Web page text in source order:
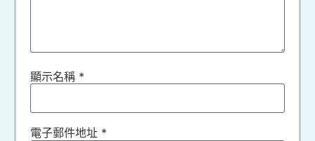
顯示名稱 *
電子郵件地址 *